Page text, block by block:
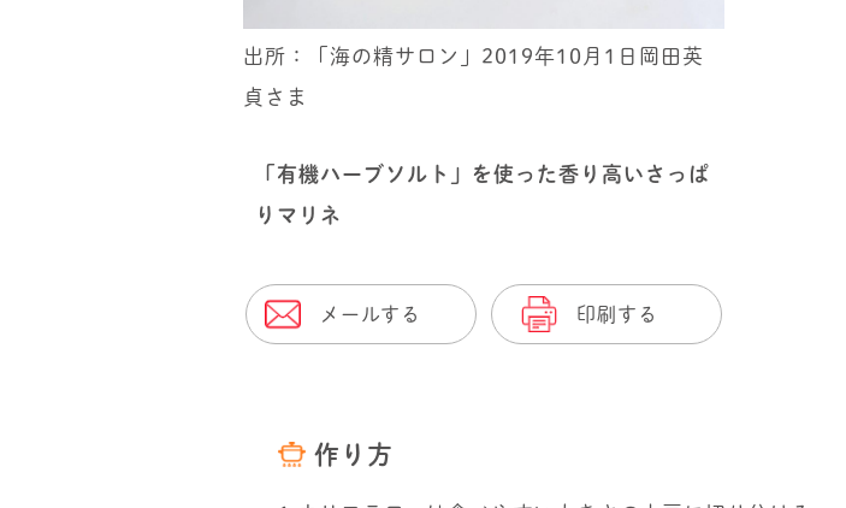
出所：「海の精サロン」2019年10月1日岡田英
貞さま
「有機ハーブソルト」を使った香り高いさっぱ
りマリネ
メールする 印刷する
作り方